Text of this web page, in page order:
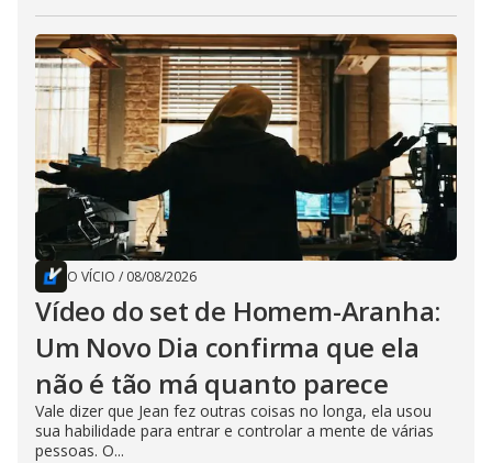
O VÍCIO / 08/08/2026
Vídeo do set de Homem-Aranha:
Um Novo Dia confirma que ela
não é tão má quanto parece
Vale dizer que Jean fez outras coisas no longa, ela usou
sua habilidade para entrar e controlar a mente de várias
pessoas. O...